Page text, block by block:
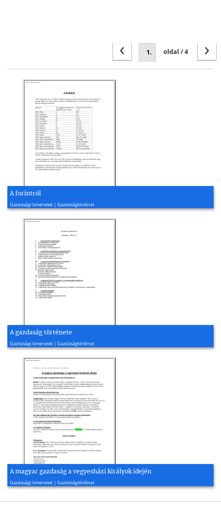
›
oldal / 4
‹
A forintról
Gazdasági Ismeretek | Gazdaságtörténet
2009, 4 oldal
A gazdaság története
Gazdasági Ismeretek | Gazdaságtörténet
2017, 37 oldal
A magyar gazdaság a vegyesházi királyok idején
Gazdasági Ismeretek | Gazdaságtörténet
2012, 7 oldal